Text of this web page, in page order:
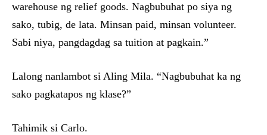
warehouse ng relief goods. Nagbubuhat po siya ng
sako, tubig, de lata. Minsan paid, minsan volunteer.
Sabi niya, pangdagdag sa tuition at pagkain.”
Lalong nanlambot si Aling Mila. “Nagbubuhat ka ng
sako pagkatapos ng klase?”
Tahimik si Carlo.